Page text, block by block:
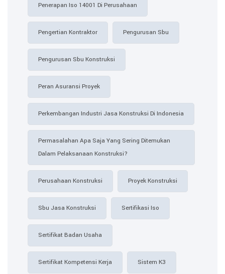
Penerapan Iso 14001 Di Perusahaan
Pengertian Kontraktor Pengurusan Sbu
Pengurusan Sbu Konstruksi
Peran Asuransi Proyek
Perkembangan Industri Jasa Konstruksi Di Indonesia
Permasalahan Apa Saja Yang Sering Ditemukan
Dalam Pelaksanaan Konstruksi?
Perusahaan Konstruksi Proyek Konstruksi
Sbu Jasa Konstruksi Sertifikasi Iso
Sertifikat Badan Usaha
Sertifikat Kompetensi Kerja Sistem K3